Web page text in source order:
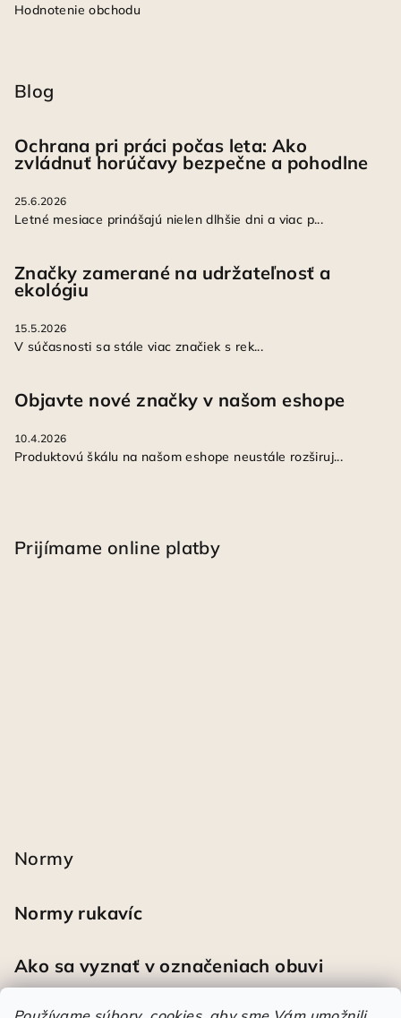
Hodnotenie obchodu
Blog
Ochrana pri práci počas leta: Ako
zvládnuť horúčavy bezpečne a pohodlne
25.6.2026
Letné mesiace prinášajú nielen dlhšie dni a viac p...
Značky zamerané na udržateľnosť a
ekológiu
15.5.2026
V súčasnosti sa stále viac značiek s rek...
Objavte nové značky v našom eshope
10.4.2026
Produktovú škálu na našom eshope neustále rozširuj...
Prijímame online platby
Normy
Normy rukavíc
Ako sa vyznať v označeniach obuvi